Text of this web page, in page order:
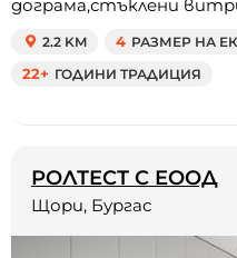
дограма,стъклени
2.2 KM 4 РАЗМЕР НА
22+ ГОДИНИ ТРАДИЦИЯ
РОЛТЕСТ С ЕООД
Щори, Бургас